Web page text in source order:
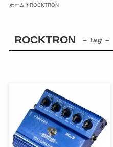
ホーム ROCKTRON
ROCKTRON – tag –